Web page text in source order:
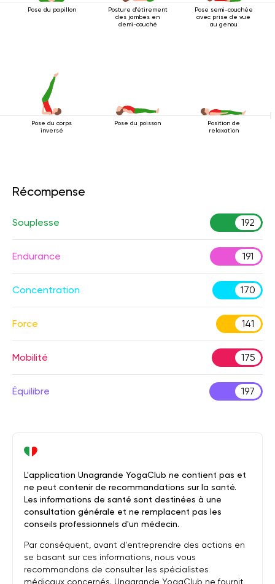
Pose du papillon
Posture d'étirement
des jambes en
demi-couché
Pose semi-couchée
avec prise de vue
au genou
Pose du corps
inversé
Pose du poisson
Position de
relaxation
Récompense
Souplesse 192
Endurance 191
Concentration 170
Force 141
Mobilité 175
Équilibre 197
L'application Unagrande YogaClub ne contient pas et
ne peut contenir de recommandations sur la santé.
Les informations de santé sont destinées à une
consultation générale et ne remplacent pas les
conseils professionnels d'un médecin.
Par conséquent, avant d'entreprendre des actions en
se basant sur ces informations, nous vous
recommandons de consulter les spécialistes
médicaux concernés. Unagrande YogaClub ne fournit